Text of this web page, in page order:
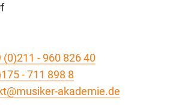
(0)211 - 960 826 40
- 711 898 8
akademie.de